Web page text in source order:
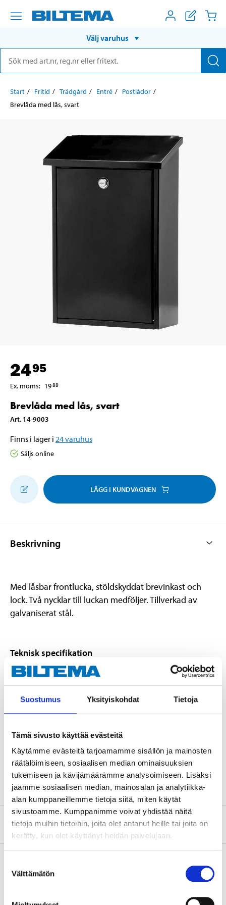
Suostumus Yksityiskohdat Tietoja
Tämä sivusto käyttää evästeitä
Käytämme evästeitä tarjoamamme sisällön ja mainosten
räätälöimiseen, sosiaalisen median ominaisuuksien
tukemiseen ja kävijämäärämme analysoimiseen. Lisäksi
jaamme sosiaalisen median, mainosalan ja analytiikka-
alan kumppaneillemme tietoja siitä, miten käytät
sivustoamme. Kumppanimme voivat yhdistää näitä
tietoja muihin tietoihin, joita olet antanut heille tai joita on
kerätty, kun olet käyttänyt heidän palvelujaan.
valinta
Välttämätön
Välj varuhus
Start Fritid Trädgård Entré
Postlådor
Brevlåda med lås, svart
2495
Ex. moms: 1988
Brevlåda med lås, svart
Art. 14-9003
Finns i lager i 24varuhus
Säljs online
LÄGG I KUNDVAGNEN
Beskrivning
Med låsbar frontlucka, stöldskyddat brevinkast och
lock. Två nycklar till luckan medföljer. Tillverkad av
galvaniserat stål.
Teknisk specifikation
Bredd
270 mm
Djup
100 mm
Mått
Material
Galvaniserat stål
Färg
Svart
Om tillverkaren